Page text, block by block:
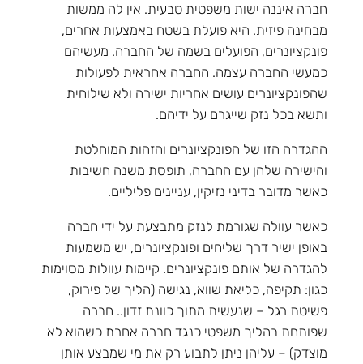
חברה איננה ישות משפטית טבעית. אין לה ממשות
מבחינה פיזית. היא פועלת בשטח באמצעות אחרים,
פונקציונרים, הפועלים בשמה של החברה. מעשיהם
כמעשי החברה עצמה. החברה אחראית לפעולות
שהפונקציונרים עושים אחריות ישירה ולא שילוחית
ותשא בכל נזק שייגרם על ידיהם.
ההגדרה הזו של הפונקציונרים והזהות המוחלטת
והישירה שלהן עם החברה, תופסת משנה חשיבות
כאשר מדובר בדיני נזיקין, עניינים פליליים.
כאשר עוולה שגורמת לנזק מתבצעת על ידי חברה
באופן ישיר דרך שליחים ופונקציונרים, יש משמעות
להגדרה של אותם פונקציונרים. קיימות עוולות מסוימות
כגון: תקיפה, כליאת שווא, נגישה (הליך של פירוק,
פשיטת רגל – שנעשית מתוך כוונת זדון.. חברה
שפותחת בהליך משפטי כנגד חברה אחרת כשהוא לא
מוצדק) – עליהן ניתן לתבוע רק את מי שמבצע אותן